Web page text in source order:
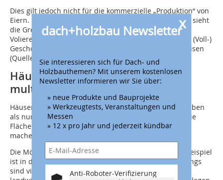
Dies gilt jedoch nicht für die kommerzielle „Produktion“ von
Eiern. Die derzeitige Rechtssprechung in Deutschland sieht
die Grenze bei mehr als 20 Hennen und einem Hahn.
Volieren auf dem Flachdach eines Gebäudes sind kein (Voll-)
Geschoss, solange diese keine Höhe von 2,30 m aufweisen
(Quelle: LBO BadenWürttemberg).
Häuser der Zukunft sind
multifunktionell
Häuser der Stadt werden in Zukunft mehr Funktion haben
als nur das Wohnen. Die Potentiale sind vorhanden, die
Flächen von Gebäuden für den Menschen nutzbar zu
machen.
Die Möglichkeit zur Nahrungsmittelherstellung zum Beispiel
ist in deutschen Städten durchaus vorhanden. Allerdings
sind viele Städte vergleichsweise nah an den
x
dach+holzbau Newsletter
Sie interessieren sich für Dach- und
Holzbauthemen? Mit unserem kostenlosen
Newsletter informieren wir Sie über:
» neue Produkte und Bauprojekte
» Werkzeugtests, Veranstaltungen und
Messen
» 12 x pro Jahr und jederzeit kündbar
Anti-Roboter-Verifizierung